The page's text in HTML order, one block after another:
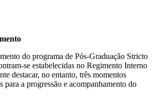
do programa de Pós-Graduação Stricto
se estabelecidas no Regimento Interno
destacar, no entanto, três momentos
para a progressão e acompanhamento do